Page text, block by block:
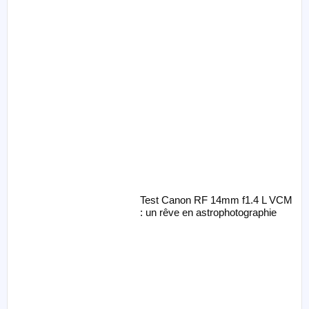
Test Canon RF 14mm f1.4 L VCM
: un rêve en astrophotographie